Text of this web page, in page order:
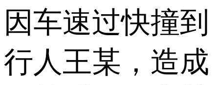
因车速过快撞到
行人王某，造成